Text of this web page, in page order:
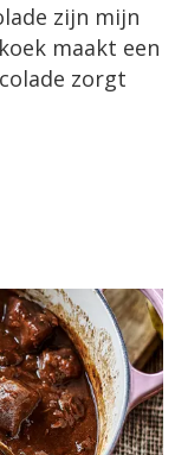
zijn mijn
maakt een
zorgt